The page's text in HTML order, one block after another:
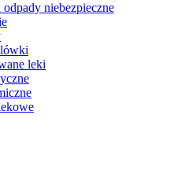
niebezpieczne
leki